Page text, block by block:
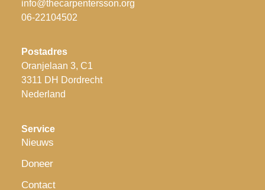
info@thecarpentersson.org
06-22104502
Postadres
Oranjelaan 3, C1
3311 DH Dordrecht
Nederland
Service
Nieuws
Doneer
Contact